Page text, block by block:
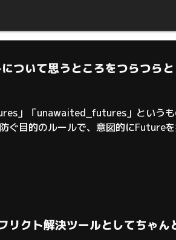
いて思うところをつらつらと
」「unawaited_futures」というも
ぐ目的のルールで、意図的にFuture
クト解決ツールとしてちゃん